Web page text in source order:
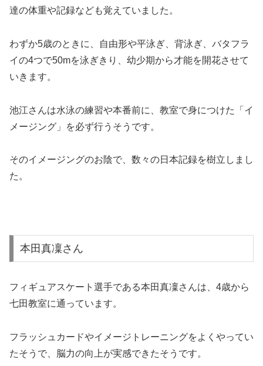
達の体重や記録なども覚えていました。
わずか5歳のときに、自由形や平泳ぎ、背泳ぎ、バタフラ
イの4つで50mを泳ぎきり、幼少期から才能を開花させて
いきます。
池江さんは水泳の練習や本番前に、教室で身につけた「イ
メージング」を必ず行うそうです。
そのイメージングのお陰で、数々の日本記録を樹立しまし
た。
本田真凜さん
フィギュアスケート選手である本田真凜さんは、4歳から
七田教室に通っています。
フラッシュカードやイメージトレーニングをよくやってい
たそうで、脳力の向上が実感できたそうです。